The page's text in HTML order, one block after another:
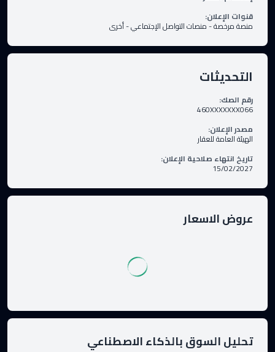
قنوات الإعلان:
منصة مرخصة-منصات التواصل الإجتماعي-أخرى
التحديثات
رقم الصك:
460XXXXXXX066
مصدر الإعلان:
الهيئة العامة للعقار
تاريخ انتهاء صلاحية الإعلان:
15/02/2027
عروض الاسعار
تحليل السوق بالذكاء الاصطناعي